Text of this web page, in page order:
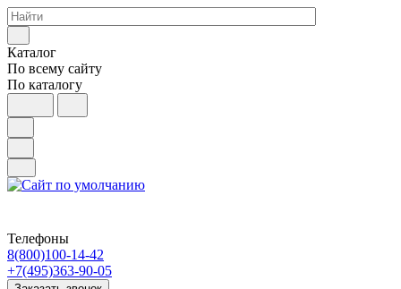
Каталог
По всему сайту
По каталогу
Телефоны
8(800)100-14-42
+7(495)363-90-05